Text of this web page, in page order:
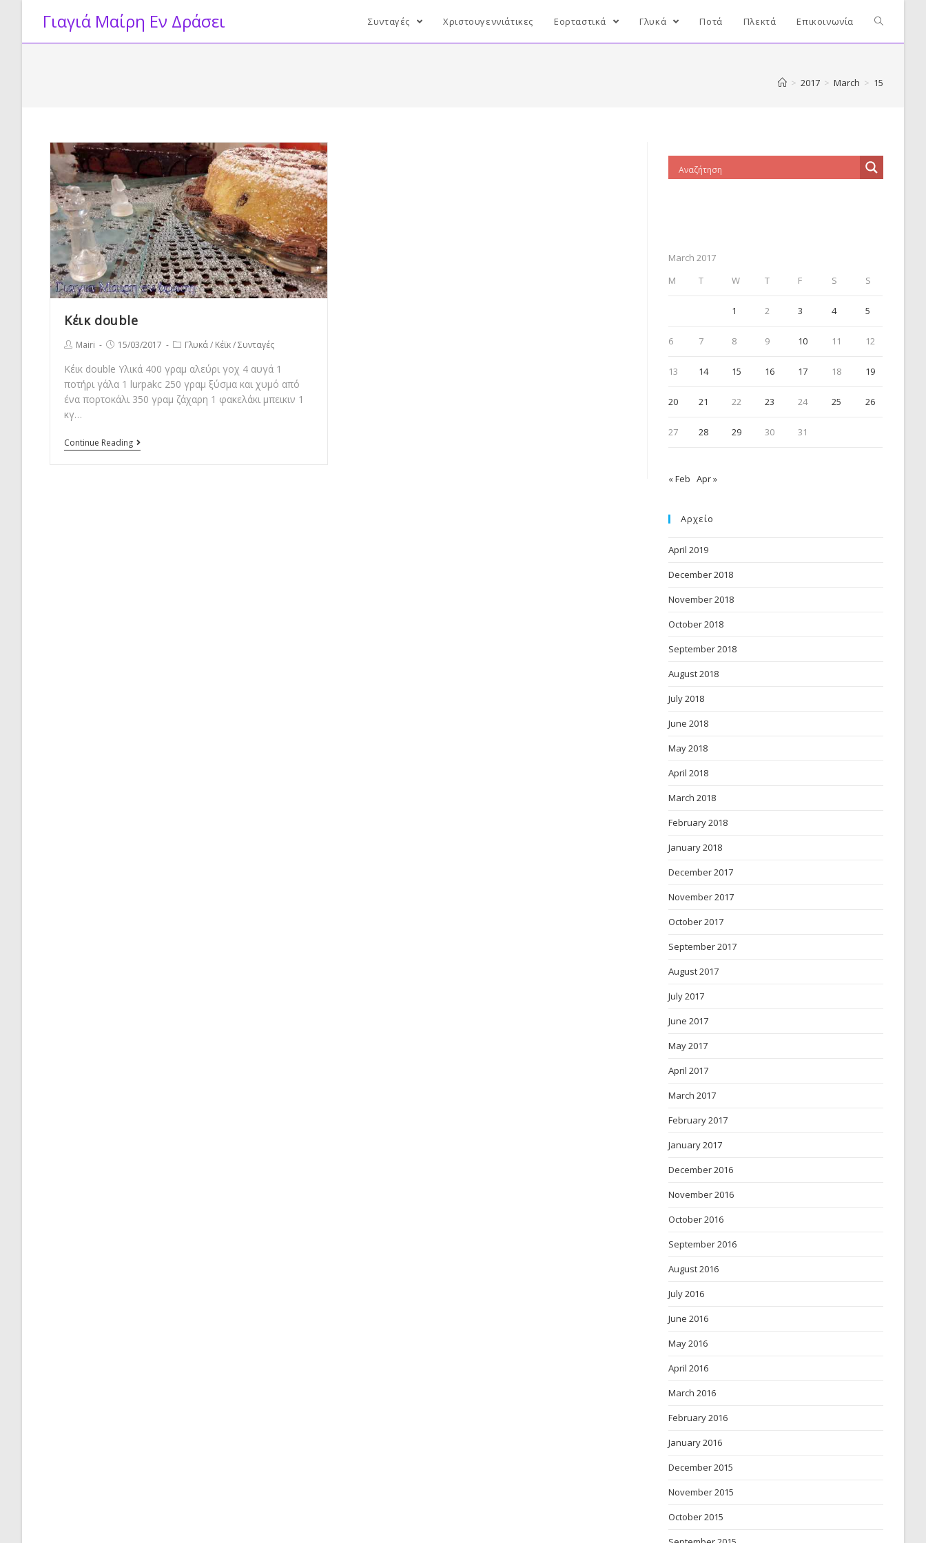
content
Γιαγιά Μαίρη Εν Δράσει Συνταγές Χριστουγεννιάτικες Εορταστικά Γλυκά Ποτά Πλεκτά Επικοινωνία
> 2017 > March > 15
Κέικ double
PostMairi
Post15/03/2017
PostΓλυκά/ Κέϊκ/Συνταγές
Κέικ double Υλικά 400 γραμ αλεύρι γοχ 4 αυγά 1
ποτήρι γάλα 1 lurpakc 250 γραμ ξύσμα και χυμό από
ένα πορτοκάλι 350 γραμ ζάχαρη 1 φακελάκι μπεικιν 1
κγ…
Continue Reading Κέικ
March 2017
M
T W T F S S
1 2 3 4 5
6 7 8 9 10 11 12
13 14 15 16 17 18 19
20 21 22 23 24 25 26
27 28 29 30 31
« Feb Apr »
Αρχείο
April 2019
December 2018
November 2018
October 2018
September 2018
August 2018
July 2018
June 2018
May 2018
April 2018
March 2018
February 2018
January 2018
December 2017
November 2017
October 2017
September 2017
August 2017
July 2017
June 2017
May 2017
April 2017
March 2017
February 2017
January 2017
December 2016
November 2016
October 2016
September 2016
August 2016
July 2016
June 2016
May 2016
April 2016
March 2016
February 2016
January 2016
December 2015
November 2015
October 2015